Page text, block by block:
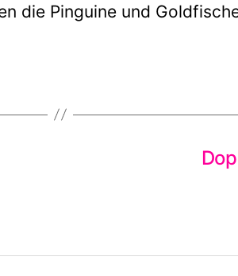
die Pinguine und